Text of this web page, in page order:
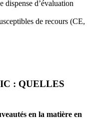
dispense d’évaluation
de recours (CE,
: QUELLES
en la matière en